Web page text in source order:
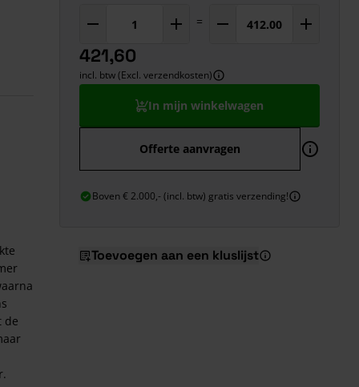
de
=
421,60
incl. btw (Excl. verzendkosten)
In mijn winkelwagen
Offerte aanvragen
Boven € 2.000,- (incl. btw) gratis verzending!
Toevoegen aan een kluslijst